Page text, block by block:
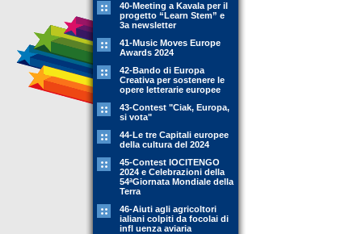
40-Meeting a Kavala per il
progetto “Learn Stem” e
3a newsletter
41-Music Moves Europe
Awards 2024
42-Bando di Europa
Creativa per sostenere le
opere letterarie europee
43-Contest "Ciak, Europa,
si vota"
44-Le tre Capitali europee
della cultura del 2024
45-Contest IOCITENGO
2024 e Celebrazioni della
54ªGiornata Mondiale della
Terra
46-Aiuti agli agricoltori
ialiani colpiti da focolai di
infl uenza aviaria